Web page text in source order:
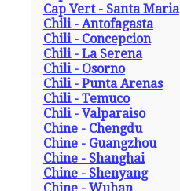
Cap Vert - Santa Maria
Chili - Antofagasta
Chili - Concepcion
Chili - La Serena
Chili - Osorno
Chili - Punta Arenas
Chili - Temuco
Chili - Valparaiso
Chine - Chengdu
Chine - Guangzhou
Chine - Shanghai
Chine - Shenyang